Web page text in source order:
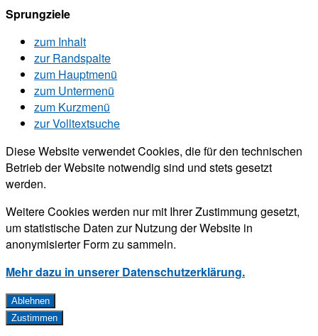
Sprungziele
zum Inhalt
zur Randspalte
zum Hauptmenü
zum Untermenü
zum Kurzmenü
zur Volltextsuche
Diese Website verwendet Cookies, die für den technischen
Betrieb der Website notwendig sind und stets gesetzt
werden.
Weitere Cookies werden nur mit Ihrer Zustimmung gesetzt,
um statistische Daten zur Nutzung der Website in
anonymisierter Form zu sammeln.
Mehr dazu in unserer Datenschutzerklärung.
Ablehnen
Zustimmen